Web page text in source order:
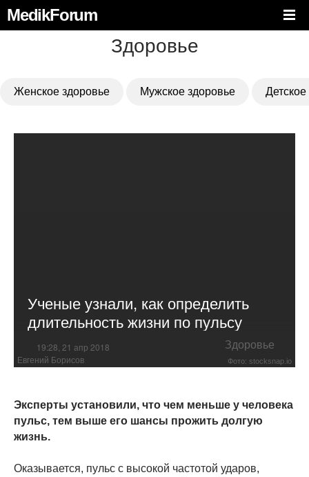
MedikForum
Здоровье
Женское здоровье Мужское здоровье
Ученые узнали, как определить
длительность жизни по пульсу
19:28, 21 апр 2018 Здоровье
Евгений Борисов Фото: stocksnap.io
Эксперты установили, что чем меньше у человека
пульс, тем выше его шансы прожить долгую
жизнь.
Оказывается, пульс с высокой частотой ударов,